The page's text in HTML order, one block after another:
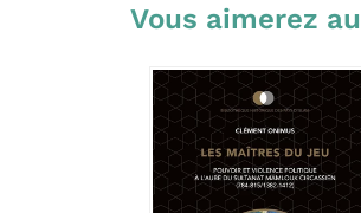
Vous aimerez